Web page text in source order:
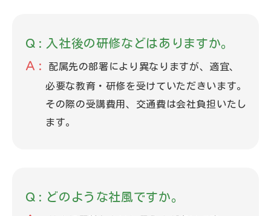
入社後の研修などはありますか。
配属先の部署により異なりますが、適宜、
必要な教育・研修を受けていただきいます。
その際の受講費用、交通費は会社負担いたし
ます。
どのような社風ですか。